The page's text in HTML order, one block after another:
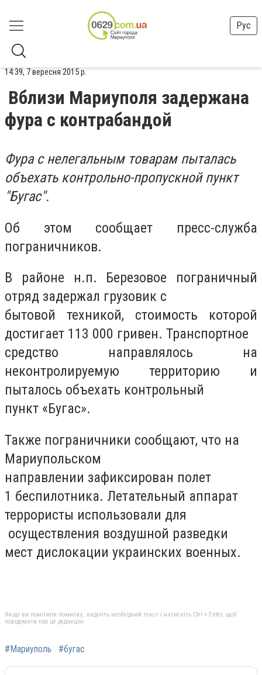
Рус
14:39, 7 вересня 2015 р.
Вблизи Мариуполя задержана
фура с контрабандой
Фура с нелегальным товарам пыталась
объехать контрольно-пропускной пункт
"Бугас".
Об этом сообщает пресс-служба
пограничников.
В районе н.п. Березовое пограничный
отряд задержал грузовик с
бытовой техникой, стоимость которой
достигает 113 000 гривен. Транспортное
средство направлялось на
неконтролируемую территорию и
пыталось объехать контрольный
пункт «Бугас».
Также пограничники сообщают, что на
Мариупольском
направлении зафиксирован полет
1 беспилотника. Летательный аппарат
террористы использовали для
осуществления воздушной разведки
мест дислокации украинских военных.
Якщо ви помітили помилку, виділіть необхідний текст і натисніть Ctrl + Enter, щоб
повідомити про це редакцію
#Мариуполь #бугас